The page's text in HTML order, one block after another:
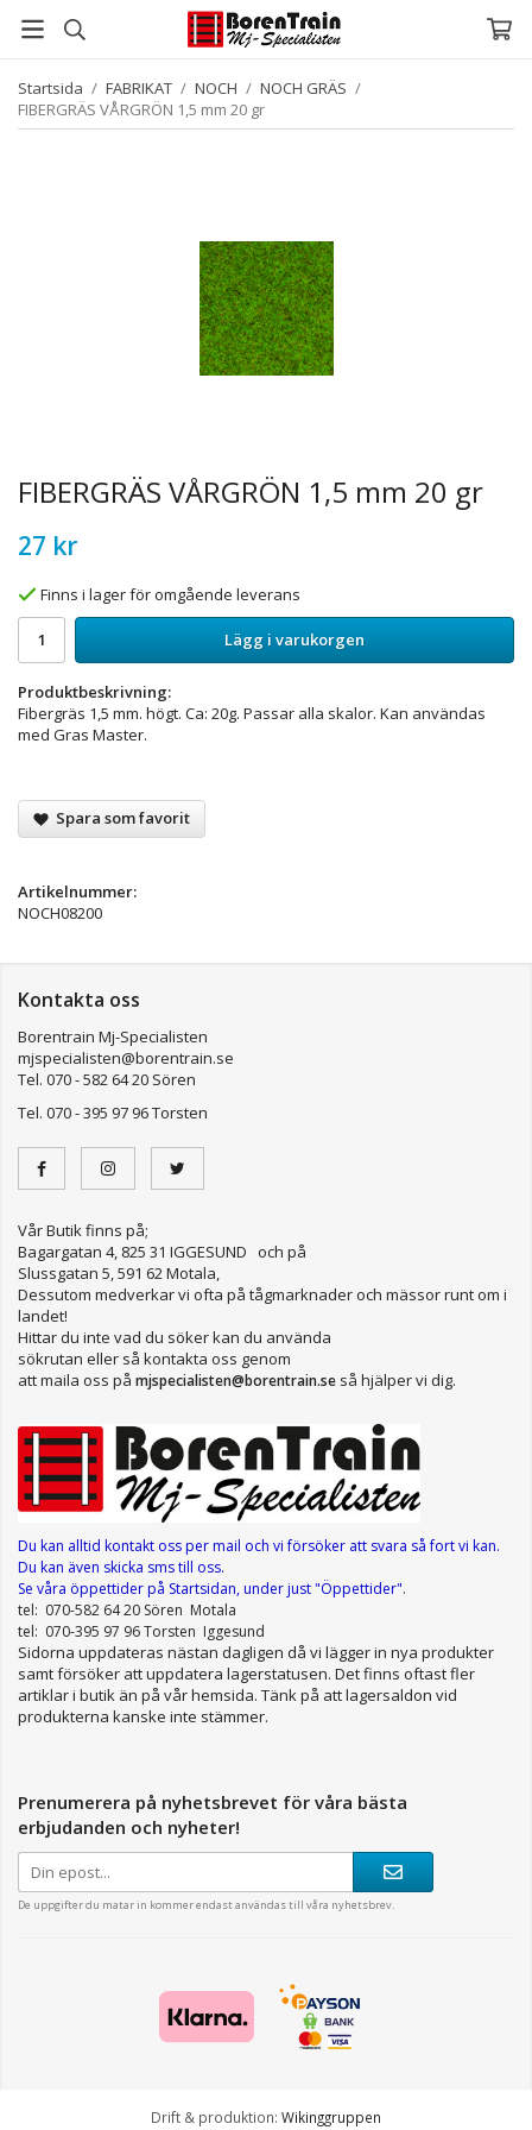
Startsida / FABRIKAT / NOCH / NOCH GRÄS /
FIBERGRÄS VÅRGRÖN 1,5 mm 20 gr
FIBERGRÄS VÅRGRÖN 1,5 mm 20 gr
27 kr
Finns i lager för omgående leverans
Lägg i varukorgen
Produktbeskrivning:
Fibergräs 1,5 mm. högt. Ca: 20g. Passar alla skalor. Kan användas
med Gras Master.
Spara som favorit
Artikelnummer:
NOCH08200
Kontakta oss
Borentrain Mj-Specialisten
mjspecialisten@borentrain.se
Tel. 070 - 582 64 20 Sören
Tel. 070 - 395 97 96 Torsten
Vår Butik finns på;
Bagargatan 4, 825 31 IGGESUND och på
Slussgatan 5, 591 62 Motala,
Dessutom medverkar vi ofta på tågmarknader och mässor runt om i
landet!
Hittar du inte vad du söker kan du använda
sökrutan eller så kontakta oss genom
att maila oss på mjspecialisten@borentrain.se så hjälper vi dig.
Du kan alltid kontakt oss per mail och vi försöker att svara så fort vi kan.
Du kan även skicka sms till oss.
Se våra öppettiderpå Startsidan, under just "Öppettider".
tel: 070-582 64 20 Sören Motala
tel: 070-395 97 96 Torsten Iggesund
Sidorna uppdateras nästan dagligen då vi lägger in nya produkter
samt försöker att uppdatera lagerstatusen. Det finns oftast fler
artiklar i butik än på vår hemsida. Tänk på att lagersaldon vid
produkterna kanske inte stämmer.
Prenumerera på nyhetsbrevet för våra bästa
erbjudanden och nyheter!
De uppgifter du matar in kommer endast användas till våra nyhetsbrev.
Drift & produktion: Wikinggruppen